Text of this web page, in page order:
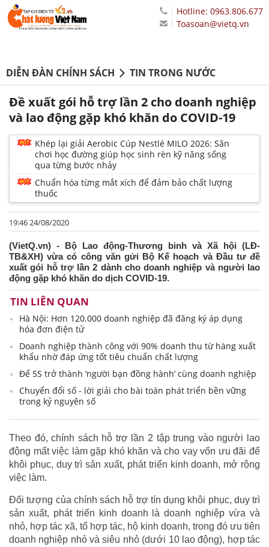
Hotline: 0963.806.677
Toasoan@vietq.vn
DIỄN ĐÀN CHÍNH SÁCH TIN TRONG NƯỚC
Đề xuất gói hỗ trợ lần 2 cho doanh nghiệp
và lao động gặp khó khăn do COVID-19
Khép lại giải Aerobic Cúp Nestlé MILO 2026: Sân
chơi học đường giúp học sinh rèn kỹ năng sống
qua từng bước nhảy
Chuẩn hóa từng mắt xích để đảm bảo chất lượng
thuốc
19:46 24/08/2020
(VietQ.vn) - Bộ Lao động-Thương binh và Xã hội (LĐ-
TB&XH) vừa có công văn gửi Bộ Kế hoạch và Đầu tư đề
xuất gói hỗ trợ lần 2 dành cho doanh nghiệp và người lao
động gặp khó khăn do dịch COVID-19.
TIN LIÊN QUAN
Hà Nội: Hơn 120.000 doanh nghiệp đã đăng ký áp dụng
hóa đơn điện tử
Doanh nghiệp thành công với 90% doanh thu từ hàng xuất
khẩu nhờ đáp ứng tốt tiêu chuẩn chất lượng
Để 5S trở thành ‘người bạn đồng hành’ cùng doanh nghiệp
Chuyển đổi số - lời giải cho bài toán phát triển bền vững
trong kỷ nguyên số
Theo đó, chính sách hỗ trợ lần 2 tập trung vào người lao
động mất việc làm gặp khó khăn và cho vay vốn ưu đãi để
khôi phục, duy trì sản xuất, phát triển kinh doanh, mở rộng
việc làm.
Đối tượng của chính sách hỗ trợ tín dụng khôi phục, duy trì
sản xuất, phát triển kinh doanh là doanh nghiệp vừa và
nhỏ, hợp tác xã, tổ hợp tác, hộ kinh doanh, trong đó ưu tiên
doanh nghiệp nhỏ và siêu nhỏ (dưới 10 lao động), hợp tác